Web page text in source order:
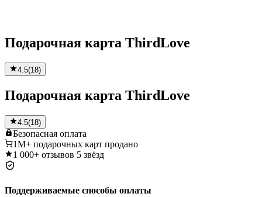
Подарочная карта ThirdLove
4.5(18)
Подарочная карта ThirdLove
4.5(18)
Безопасная оплата
1M+ подарочных карт продано
1 000+ отзывов 5 звёзд
Поддерживаемые способы оплаты